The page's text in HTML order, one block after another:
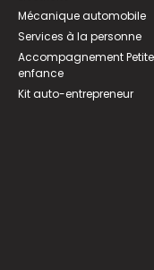
Mécanique automobile
Services à la personne
Accompagnement Petite
enfance
Kit auto-entrepreneur